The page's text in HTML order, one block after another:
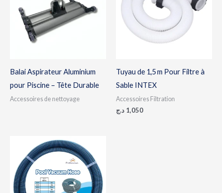
Balai Aspirateur Aluminium
pour Piscine – Tête Durable
Accessoires de nettoyage
Tuyau de 1,5 m Pour Filtre à
Sable INTEX
Accessoires Filtration
1,050 د.ج